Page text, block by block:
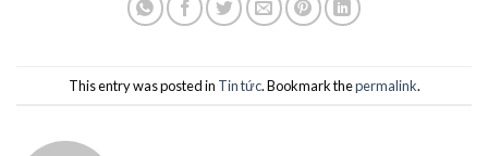
This entry was posted in Tin tức. Bookmark thepermalink.